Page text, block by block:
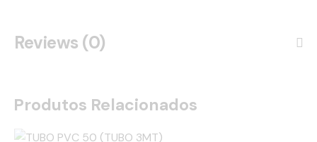
Reviews (0)
Produtos Relacionados